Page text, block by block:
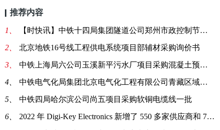
推荐内容
1、 【时快讯】中铁十四局集团隧道公司郑州市政控制节点工程电缆线询价采购
2、 北京地铁16号线工程供电系统项目部辅材采购询价书
3、 中铁上海局六公司玉溪新平污水厂项目采购混凝土预制电缆沟:每日报道
4、 中铁电气化局集团北京电气化工程有限公司青藏区域项目经理部电力电缆询价采购
5、 中铁四局哈尔滨公司尚五项目采购软铜电缆线一批
6、 2022 年 Digi-Key Electronics 新增了 550 多家供应商和 75,000 多个 SKU